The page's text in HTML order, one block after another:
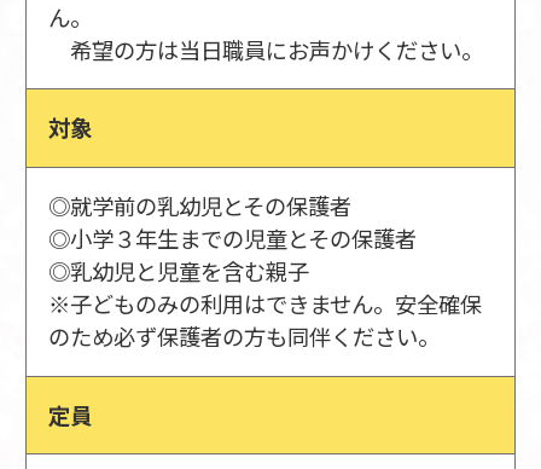
ん。
希望の方は当日職員にお声かけください。
対象
◎就学前の乳幼児とその保護者
◎小学３年生までの児童とその保護者
◎乳幼児と児童を含む親子
※子どものみの利用はできません。安全確保
のため必ず保護者の方も同伴ください。
定員